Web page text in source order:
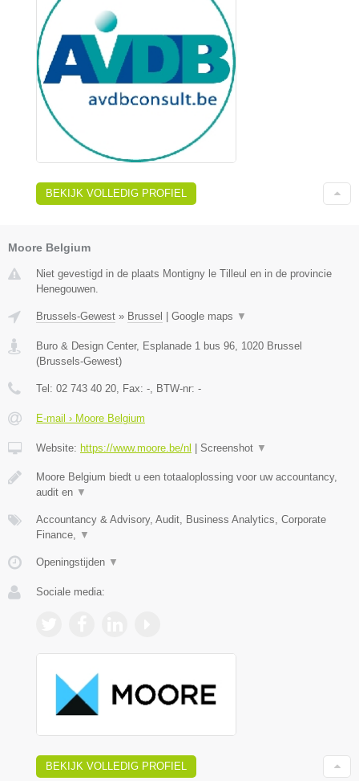
BEKIJK VOLLEDIG PROFIEL
Moore Belgium
Niet gevestigd in de plaats Montigny le Tilleul en in de provincie
Henegouwen.
Brussels-Gewest » Brussel | Google maps ▼
Buro & Design Center, Esplanade 1 bus 96 1020 Brussel
(Brussels-Gewest)
Tel: 02 743 40 20 , Fax: - , BTW-nr: -
E-mail › Moore Belgium
Website: https://www.moore.be/nl | Screenshot ▼
Moore Belgium biedt u een totaaloplossing voor uw accountancy,
audit en ▼
Accountancy & Advisory, Audit, Business Analytics, Corporate
Finance,
▼
Openingstijden ▼
Sociale media:
BEKIJK VOLLEDIG PROFIEL